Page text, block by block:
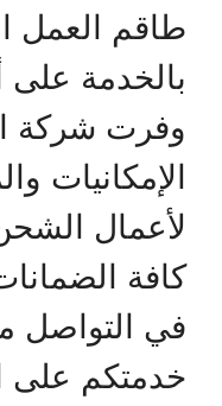
طاقم العمل
بالخدمة
وفرت شركة
الإمكانيات
لأعمال
كافة
في التواصل
خدمتكم على